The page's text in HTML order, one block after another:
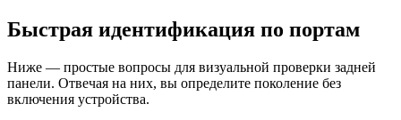
Быстрая идентификация по портам
Ниже — простые вопросы для визуальной проверки задней
панели. Отвечая на них, вы определите поколение без
включения устройства.